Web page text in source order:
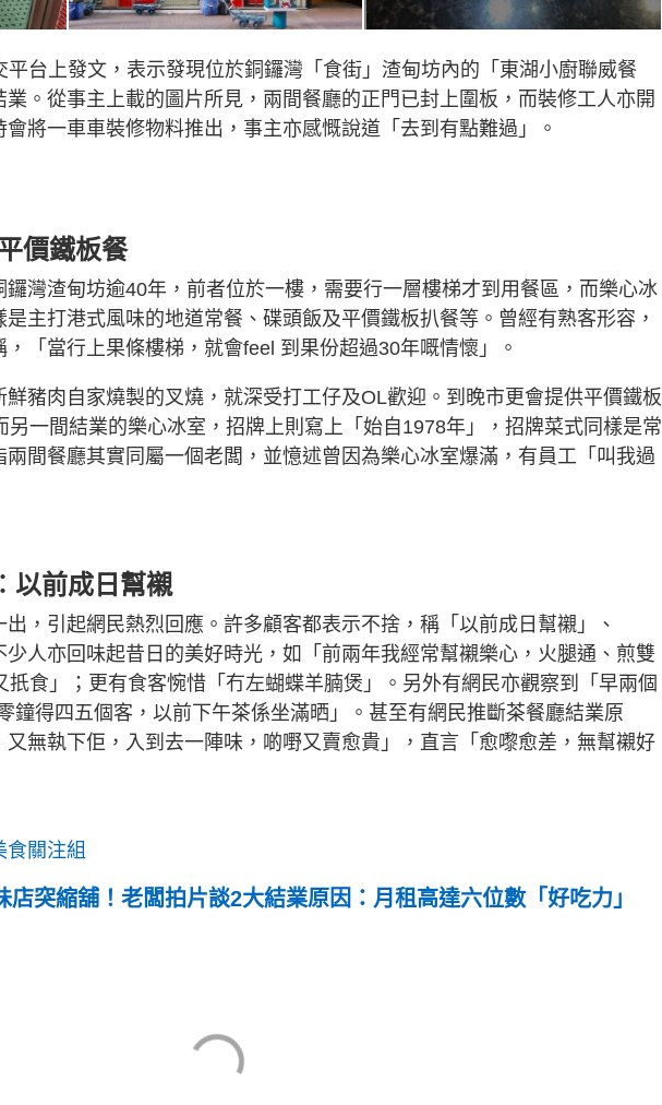
平台上發文，表示發現位於銅鑼灣「食街」渣甸坊內的「東湖小廚聯威餐
。從事主上載的圖片所見，兩間餐廳的正門已封上圍板，而裝修工人亦開
將一車車裝修物料推出，事主亦感慨說道「去到有點難過」。
價鐵板餐
灣渣甸坊逾40年，前者位於一樓，需要行一層樓梯才到用餐區，而樂心冰
主打港式風味的地道常餐、碟頭飯及平價鐵板扒餐等。曾經有熟客形容，
「當行上果條樓梯，就會feel 到果份超過30年嘅情懷」。
豬肉自家燒製的叉燒，就深受打工仔及OL歡迎。到晚市更會提供平價鐵板
另一間結業的樂心冰室，招牌上則寫上「始自1978年」，招牌菜式同樣是常
間餐廳其實同屬一個老闆，並憶述曾因為樂心冰室爆滿，有員工「叫我過
以前成日幫襯
，引起網民熱烈回應。許多顧客都表示不捨，稱「以前成日幫襯」、
少人亦回味起昔日的美好時光，如「前兩年我經常幫襯樂心，火腿通、煎雙
扺食」；更有食客惋惜「冇左蝴蝶羊腩煲」。另外有網民亦觀察到「早兩個
鐘得四五個客，以前下午茶係坐滿晒」。甚至有網民推斷茶餐廳結業原
又無執下佢，入到去一陣味，啲嘢又賣愈貴」，直言「愈嚟愈差，無幫襯好
食關注組
店突縮舖！老闆拍片談2大結業原因：月租高達六位數「好吃力」